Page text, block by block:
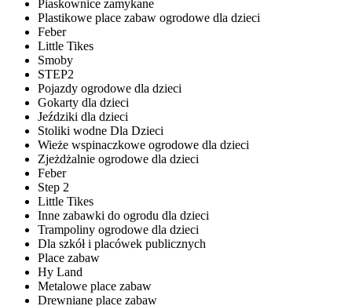
Piaskownice zamykane
Plastikowe place zabaw ogrodowe dla dzieci
Feber
Little Tikes
Smoby
STEP2
Pojazdy ogrodowe dla dzieci
Gokarty dla dzieci
Jeździki dla dzieci
Stoliki wodne Dla Dzieci
Wieże wspinaczkowe ogrodowe dla dzieci
Zjeżdżalnie ogrodowe dla dzieci
Feber
Step 2
Little Tikes
Inne zabawki do ogrodu dla dzieci
Trampoliny ogrodowe dla dzieci
Dla szkół i placówek publicznych
Place zabaw
Hy Land
Metalowe place zabaw
Drewniane place zabaw